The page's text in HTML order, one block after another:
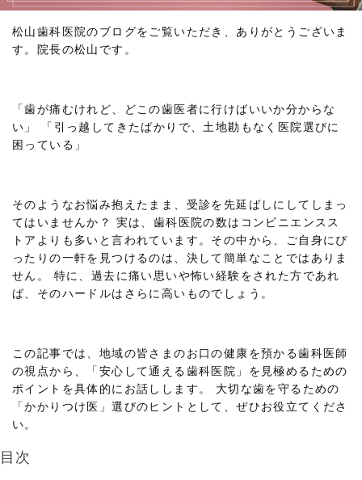
松山歯科医院のブログをご覧いただき、ありがとうございま
す。院長の松山です。
「歯が痛むけれど、どこの歯医者に行けばいいか分からな
い」 「引っ越してきたばかりで、土地勘もなく医院選びに
困っている」
そのようなお悩み抱えたまま、受診を先延ばしにしてしまっ
てはいませんか？ 実は、歯科医院の数はコンビニエンスス
トアよりも多いと言われています。その中から、ご自身にぴ
ったりの一軒を見つけるのは、決して簡単なことではありま
せん。 特に、過去に痛い思いや怖い経験をされた方であれ
ば、そのハードルはさらに高いものでしょう。
この記事では、地域の皆さまのお口の健康を預かる歯科医師
の視点から、「安心して通える歯科医院」を見極めるための
ポイントを具体的にお話しします。 大切な歯を守るための
「かかりつけ医」選びのヒントとして、ぜひお役立てくださ
い。
目次